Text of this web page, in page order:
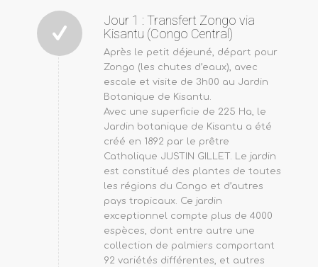
Jour 1 : Transfert Zongo via
Kisantu (Congo Central)
Après le petit déjeuné, départ pour
Zongo (les chutes d’eaux), avec
escale et visite de 3h00 au Jardin
Botanique de Kisantu.
Avec une superficie de 225 Ha, le
Jardin botanique de Kisantu a été
créé en 1892 par le prêtre
Catholique JUSTIN GILLET. Le jardin
est constitué des plantes de toutes
les régions du Congo et d’autres
pays tropicaux. Ce jardin
exceptionnel compte plus de 4000
espèces, dont entre autre une
collection de palmiers comportant
92 variétés différentes, et autres